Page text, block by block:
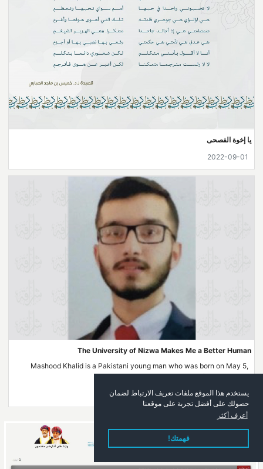
يستخدم هذا الموقع ملفات تعريف الارتباط لضمان
حصولك على أفضل تجربة على موقعنا
أعرف أكثر
فهمتك!
يا إخوة الفصحى
2022-09-01
The University of Nizwa Makes Me a Better Human
Mashood Khalid is a Pakistani young man who was born on May 5,
1994, in Peshawar one of the historical ...
2022-09-01